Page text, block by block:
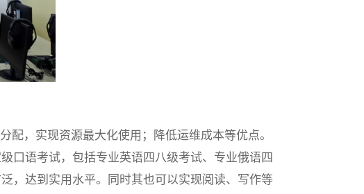
，实现资源最大化使用；降低运维成本等优点。
口语考试，包括专业英语四八级考试、专业俄语四
，达到实用水平。同时其也可以实现阅读、写作等